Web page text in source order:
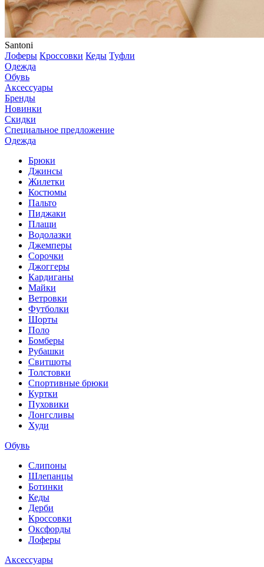
Santoni
Лоферы Кроссовки Кеды Туфли
Одежда
Обувь
Аксессуары
Бренды
Новинки
Скидки
Специальное предложение
Одежда
Брюки
Джинсы
Жилетки
Костюмы
Пальто
Пиджаки
Плащи
Водолазки
Джемперы
Сорочки
Джоггеры
Кардиганы
Майки
Ветровки
Футболки
Шорты
Поло
Бомберы
Рубашки
Свитшоты
Толстовки
Спортивные брюки
Куртки
Пуховики
Лонгсливы
Худи
Обувь
Слипоны
Шлепанцы
Ботинки
Кеды
Дерби
Кроссовки
Оксфорды
Лоферы
Аксессуары